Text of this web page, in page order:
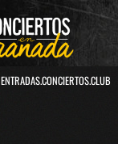
ENTRADAS.CONCIERTOS.CLUB